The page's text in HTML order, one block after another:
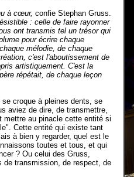
à cœur, confie Stephan Gruss.
: celle de faire rayonner
ont transmis tel un trésor qui
pour écrire chaque
mélodie, de chaque
c'est l'aboutissement de
artistiquement. C'est la
répétait, de chaque leçon
croque à pleines dents, se
aviez de dire, de transmettre,
mettre au pinacle cette entité si
Cette entité qui existe tant
à bien y regarder, quel est le
toutes et tous, et qui
? Ou celui des Gruss,
de transmission, de respect, de